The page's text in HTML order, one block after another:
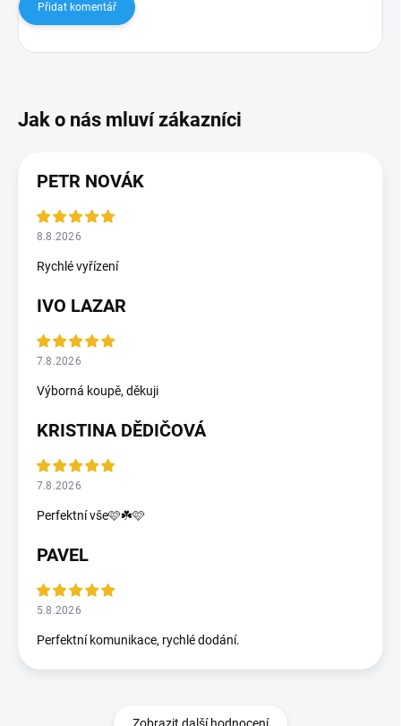
Přidat komentář
PETR NOVÁK
8.8.2026
Rychlé vyřízení
IVO LAZAR
7.8.2026
Výborná koupě, děkuji
KRISTINA DĚDIČOVÁ
7.8.2026
Perfektní vše🩷☘️🩷
PAVEL
5.8.2026
Perfektní komunikace, rychlé dodání.